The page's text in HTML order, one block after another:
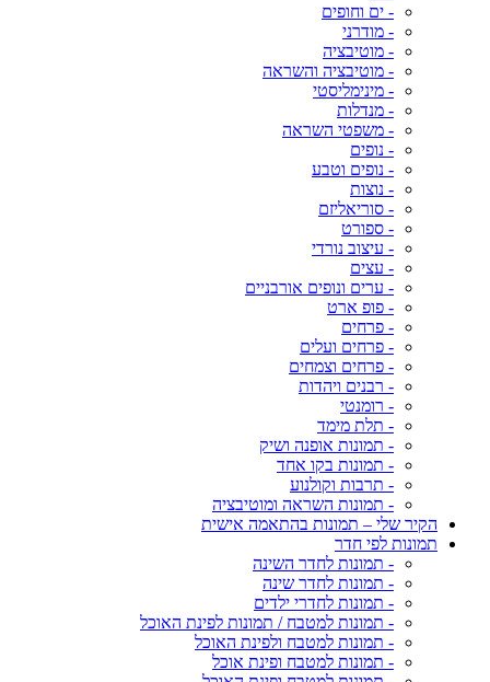
- ים וחופים
- מודרני
- מוטיבציה
- מוטיבציה והשראה
- מינימליסטי
- מנדלות
- משפטי השראה
- נופים
- נופים וטבע
- נוצות
- סוריאליזם
- ספורט
- עיצוב נורדי
- עצים
- ערים ונופים אורבניים
- פופ ארט
- פרחים
- פרחים ועלים
- פרחים וצמחים
- רבנים ויהדות
- רומנטי
- תלת מימד
- תמונות אופנה ושיק
- תמונות בקו אחד
- תרבות וקולנוע
- תמונות השראה ומוטיבציה
הקיר שלי – תמונות בהתאמה אישית
תמונות לפי חדר
- תמונות לחדר השינה
- תמונות לחדר שינה
- תמונות לחדרי ילדים
- תמונות למטבח / תמונות לפינת האוכל
- תמונות למטבח ולפינת האוכל
- תמונות למטבח ופינת אוכל